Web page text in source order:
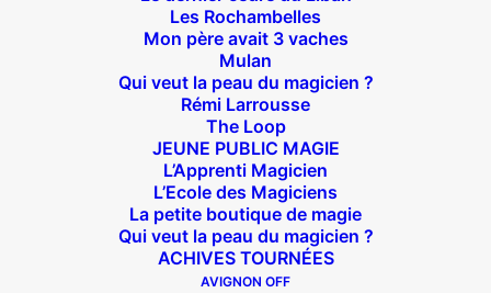
Les Rochambelles
Mon père avait 3 vaches
Mulan
Qui veut la peau du magicien ?
Rémi Larrousse
The Loop
JEUNE PUBLIC MAGIE
L’Apprenti Magicien
L’Ecole des Magiciens
La petite boutique de magie
Qui veut la peau du magicien ?
ACHIVES TOURNÉES
AVIGNON OFF
Théâtre des Béliers Parisiens
14 bis rue Sainte Isaure 75018 Paris
Joffrin / Simplon – Loc :01 42 62 35 00
À l’affiche